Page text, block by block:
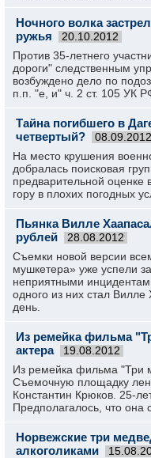
Ночного волка
ружья
20.10.2012
Против 35-летнего
дороги" следственным
возбуждено дело по
п.п. "е, и" ч. 2 ст. 105 УК
Тайна погибшего в
четвертый?
08.09.2012
На место крушения
добралась поисковая
предварительной оценке
гору в плохих погодных
Пьянка Вилле
рублей
28.08.2012
Съемки новой версии
мушкетера» уже успели
неприятными
одного из них стал
день.
Из ремейка фильма
актера
19.08.2012
Из ремейка фильма "Три
Съемочную площадку
Константин Крюков. 25-
Предполагалось, что она
Норвежские три
алкоголиками